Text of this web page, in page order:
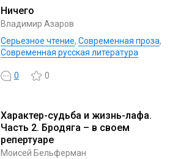
Ничего
Владимир Азаров
Серьезное чтение, Современная проза,
Современная русская литература
0 0
Характер-судьба и жизнь-лафа.
Часть 2. Бродяга – в своем
репертуаре
Моисей Бельферман